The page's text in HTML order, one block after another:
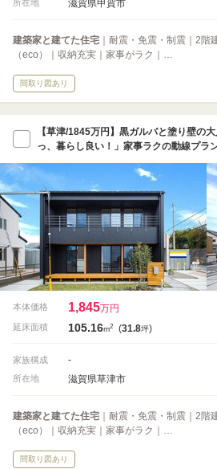
所在地 滋賀県甲賀市
建築家と建てた住宅 ｜耐震・免震・制震｜2階
（eco）｜収納充実｜家事がラク｜…
間取り図あり
【草津/1845万円】黒ガルバと塗り壁の
っ、暮らし良い！」家事ラクの動線プラ
本体価格 1,845万円
延床面積 105.16m2 (31.8坪)
家族構成 -
所在地 滋賀県草津市
建築家と建てた住宅 ｜耐震・免震・制震｜2階
（eco）｜収納充実｜家事がラク｜…
間取り図あり